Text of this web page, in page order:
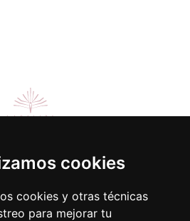
cookies
cookies y otras técnicas
para mejorar tu